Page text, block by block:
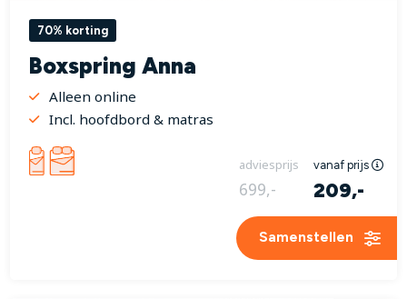
70% korting
Boxspring Anna
Alleen online
Incl. hoofdbord & matras
adviesprijs vanaf prijs
699,- 209,-
Samenstellen